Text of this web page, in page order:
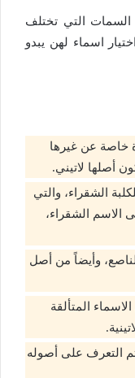
السمات التي تختلف
اسماء لهن يبدو
خاصة عن غيرها
أصلها لاتيني.
الشقراء، والتي
الاسم الشقراء،
وأيضاً من أصل
المتألقة
التعرف على أصوله